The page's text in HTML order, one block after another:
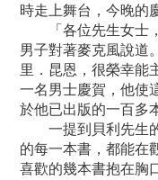
時走上舞台，今晚的
「各位先生女士，
男子對著麥克風說道
里．昆恩，很榮幸能
一名男士慶賀，他使
於他已出版的一百多
一提到貝利先生的
的每一本書，都能在
喜歡的幾本書抱在胸